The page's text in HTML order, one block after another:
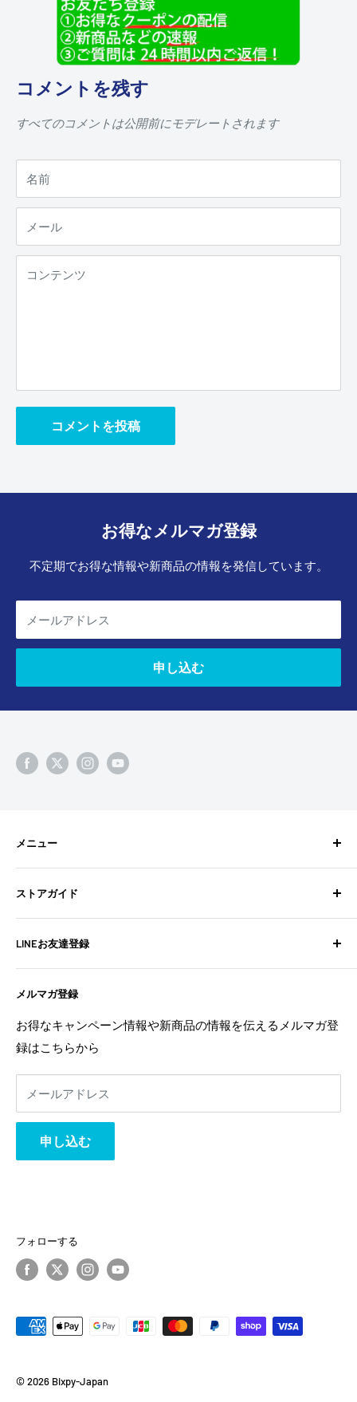
コメントを残す
すべてのコメントは公開前にモデレートされます
名前
メール
コンテンツ
コメントを投稿
お得なメルマガ登録
不定期でお得な情報や新商品の情報を発信しています。
メールアドレス
申し込む
メニュー
検索
BixpyJetとは
BIXPY JETインストールガイド
フォトギャラリー
よくある質問
お問い合わせ
利用規約
返金ポリシー
ストアガイド
よくある質問
お問い合わせ
配送ポリシー
特定商取引法に基づく表記
返金ポリシー
プライバシーポリシー
利用規約
事業者様へ
相互リンク
メルマガ登録
お得なキャンペーン情報や新商品の情報を伝えるメルマガ登
録はこちらから
メールアドレス
申し込む
LINEお友達登録
フォローする
© 2026 Bixpy-Japan